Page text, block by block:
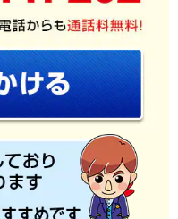
の声を含みます。